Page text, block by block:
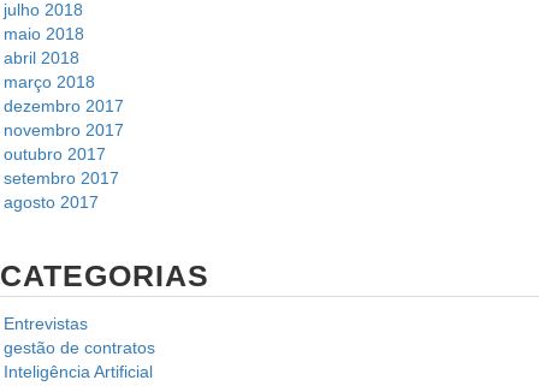
julho 2018
maio 2018
abril 2018
março 2018
dezembro 2017
novembro 2017
outubro 2017
setembro 2017
agosto 2017
CATEGORIAS
Entrevistas
gestão de contratos
Inteligência Artificial